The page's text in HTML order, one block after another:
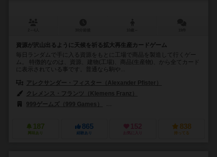
資源が沢山出るように天候を祈る拡大再生産カードゲーム
毎日ランダムで手に入る資源をもとに工場で商品を製造して行くゲー
ム。 特徴的なのは、資源、建物(工場)、商品(生産物)、から全てカード
に表示されている事です。普通なら駒や...
アレクサンダー・フィスター（Alexander Pfister）
クレメンス・フランツ（Klemens Franz）
999ゲームズ（999 Games）
187
興味あり
865
経験あり
152
お気に入り
838
持ってる